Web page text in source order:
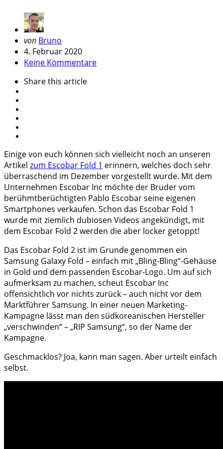
Geschrieben
von
von Bruno
4. Februar 2020
Keine Kommentare
Sharethis article
Einige von euch können sich vielleicht noch an unseren
Artikel zum Escobar Fold 1 erinnern, welches doch sehr
überraschend im Dezember vorgestellt wurde. Mit dem
Unternehmen Escobar Inc möchte der Bruder vom
berühmtberüchtigten Pablo Escobar seine eigenen
Smartphones verkaufen. Schon das Escobar Fold 1
wurde mit ziemlich dubiosen Videos angekündigt, mit
dem Escobar Fold 2 werden die aber locker getoppt!
Das Escobar Fold 2 ist im Grunde genommen ein
Samsung Galaxy Fold – einfach mit „Bling-Bling“-Gehäuse
in Gold und dem passenden Escobar-Logo. Um auf sich
aufmerksam zu machen, scheut Escobar Inc
offensichtlich vor nichts zurück – auch nicht vor dem
Marktführer Samsung. In einer neuen Marketing-
Kampagne lässt man den südkoreanischen Hersteller
„verschwinden“ – „RIP Samsung“, so der Name der
Kampagne.
Geschmacklos? Joa, kann man sagen. Aber urteilt einfach
selbst.